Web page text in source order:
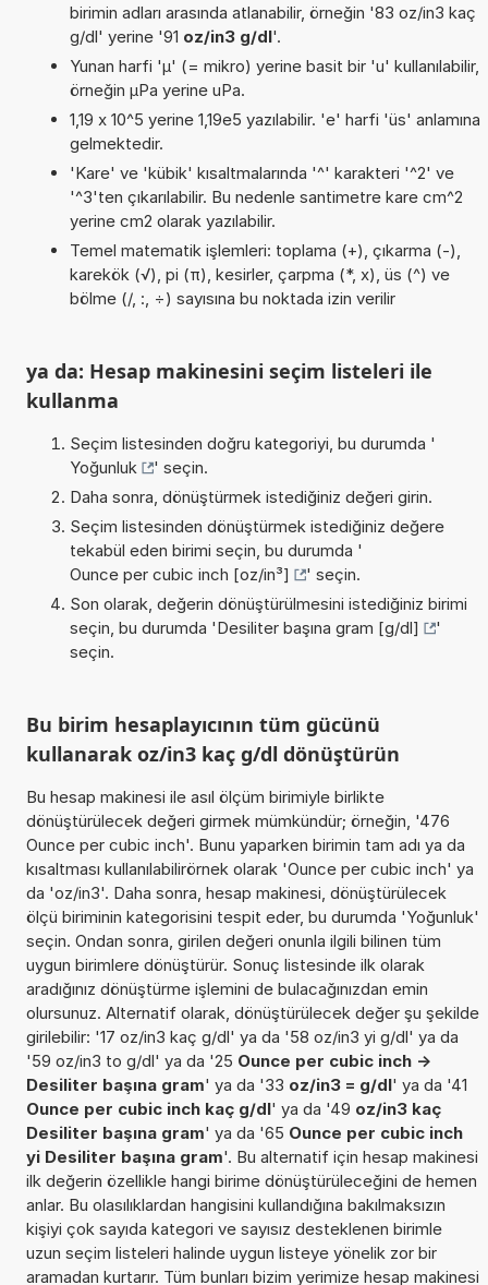
birimin adları arasında atlanabilir, örneğin '83 oz/in3 kaç
g/dl' yerine '91 oz/in3 g/dl'.
Yunan harfi 'µ' (= mikro) yerine basit bir 'u' kullanılabilir,
örneğin µPa yerine uPa.
1,19 x 10^5 yerine 1,19e5 yazılabilir. 'e' harfi 'üs' anlamına
gelmektedir.
'Kare' ve 'kübik' kısaltmalarında '^' karakteri '^2' ve
'^3'ten çıkarılabilir. Bu nedenle santimetre kare cm^2
yerine cm2 olarak yazılabilir.
Temel matematik işlemleri: toplama (+), çıkarma (-),
karekök (√), pi (π), kesirler, çarpma (*, x), üs (^) ve
bölme (/, :, ÷) sayısına bu noktada izin verilir
ya da: Hesap makinesini seçim listeleri ile
kullanma
Seçim listesinden doğru kategoriyi, bu durumda '
Yoğunluk
' seçin.
Daha sonra, dönüştürmek istediğiniz değeri girin.
Seçim listesinden dönüştürmek istediğiniz değere
tekabül eden birimi seçin, bu durumda '
Ounce per cubic inch [oz/in³]
' seçin.
Son olarak, değerin dönüştürülmesini istediğiniz birimi
seçin, bu durumda 'Desiliter başına gram [g/dl]
'
seçin.
Bu birim hesaplayıcının tüm gücünü
kullanarak oz/in3 kaç g/dl dönüştürün
Bu hesap makinesi ile asıl ölçüm birimiyle birlikte
dönüştürülecek değeri girmek mümkündür; örneğin, '476
Ounce per cubic inch'. Bunu yaparken birimin tam adı ya da
kısaltması kullanılabilirörnek olarak 'Ounce per cubic inch' ya
da 'oz/in3'. Daha sonra, hesap makinesi, dönüştürülecek
ölçü biriminin kategorisini tespit eder, bu durumda 'Yoğunluk'
seçin. Ondan sonra, girilen değeri onunla ilgili bilinen tüm
uygun birimlere dönüştürür. Sonuç listesinde ilk olarak
aradığınız dönüştürme işlemini de bulacağınızdan emin
olursunuz. Alternatif olarak, dönüştürülecek değer şu şekilde
girilebilir: '17 oz/in3 kaç g/dl' ya da '58 oz/in3 yi g/dl' ya da
'59 oz/in3 to g/dl' ya da '25 Ounce per cubic inch ->
Desiliter başına gram' ya da '33 oz/in3 = g/dl' ya da '41
Ounce per cubic inch kaç g/dl' ya da '49 oz/in3 kaç
Desiliter başına gram' ya da '65 Ounce per cubic inch
yi Desiliter başına gram'. Bu alternatif için hesap makinesi
ilk değerin özellikle hangi birime dönüştürüleceğini de hemen
anlar. Bu olasılıklardan hangisini kullandığına bakılmaksızın
kişiyi çok sayıda kategori ve sayısız desteklenen birimle
uzun seçim listeleri halinde uygun listeye yönelik zor bir
aramadan kurtarır. Tüm bunları bizim yerimize hesap makinesi